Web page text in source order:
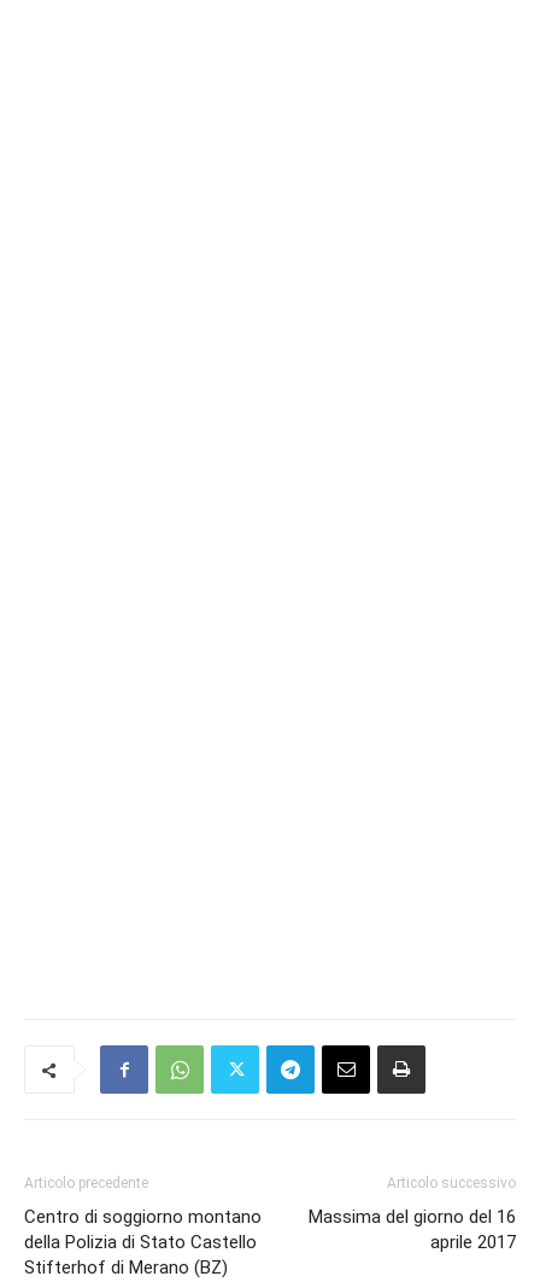
Articolo precedente
Centro di soggiorno montano
della Polizia di Stato Castello
Stifterhof di Merano (BZ)
Articolo successivo
Massima del giorno del 16
aprile 2017